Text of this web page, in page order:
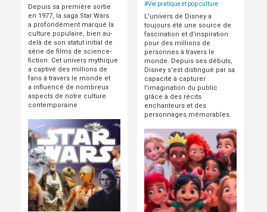
Depuis sa première sortie
en 1977, la saga Star Wars
a profondément marqué la
culture populaire, bien au-
delà de son statut initial de
série de films de science-
fiction. Cet univers mythique
a captivé des millions de
fans à travers le monde et
a influencé de nombreux
aspects de notre culture
contemporaine
#Vie pratique et pop culture
L'univers de Disney a
toujours été une source de
fascination et d'inspiration
pour des millions de
personnes à travers le
monde. Depuis ses débuts,
Disney s'est distingué par sa
capacité à capturer
l'imagination du public
grâce à des récits
enchanteurs et des
personnages mémorables.